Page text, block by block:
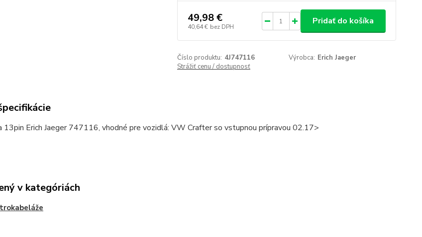
49,98 €
40,64 € bez DPH
Pridať do košíka
Číslo produktu: 4J747116 Výrobca: Erich Jaeger
Strážiť cenu / dostupnosť
13pin Erich Jaeger 747116, vhodné pre vozidlá: VW Crafter so vstupnou prípravou 02.17>
v kategóriách